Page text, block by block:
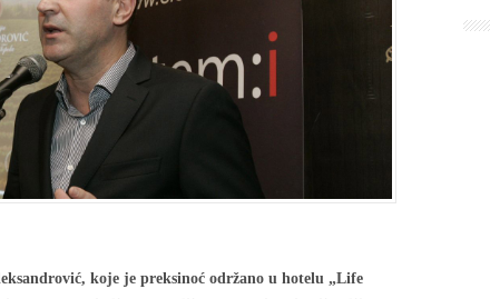
koje je preksinoć održano u hotelu „Life